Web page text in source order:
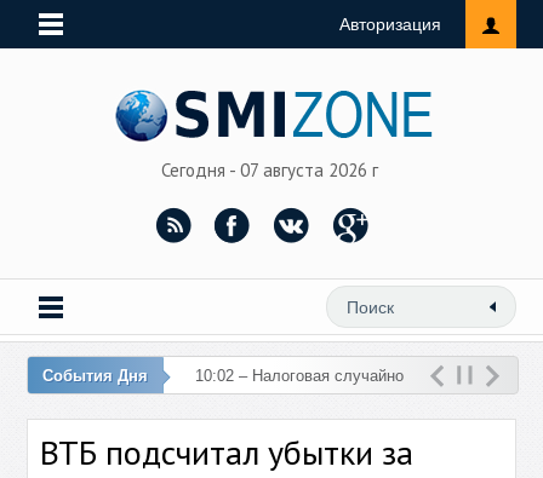
Авторизация
Сегодня - 07 августа 2026 г
События Дня 10:02 – Налоговая случайно
на счет женщины
ВТБ подсчитал убытки за